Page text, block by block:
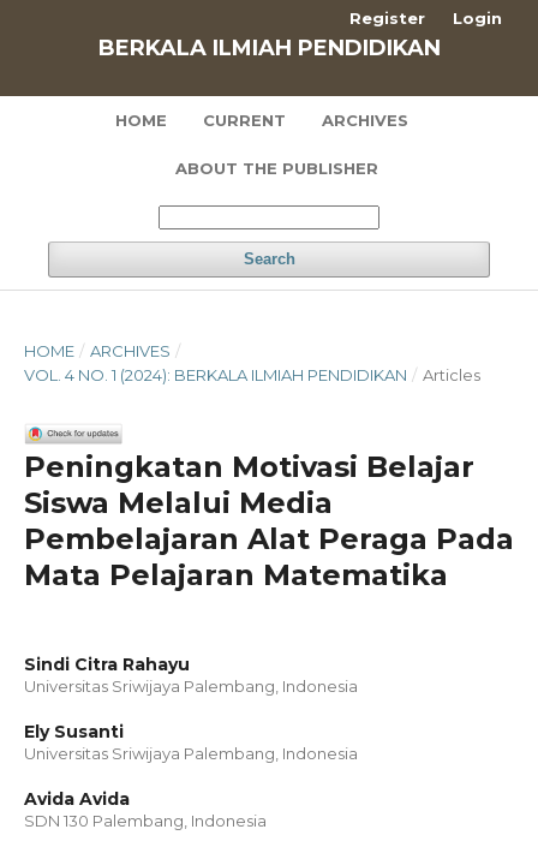
BERKALA ILMIAH PENDIDIKAN
HOME CURRENT ARCHIVES
ABOUT THE PUBLISHER
Search
Register Login
HOME / ARCHIVES /
VOL. 4 NO. 1 (2024): BERKALA ILMIAH PENDIDIKAN / Articles
Peningkatan Motivasi Belajar
Siswa Melalui Media
Pembelajaran Alat Peraga Pada
Mata Pelajaran Matematika
Sindi Citra Rahayu
Universitas Sriwijaya Palembang, Indonesia
Ely Susanti
Universitas Sriwijaya Palembang, Indonesia
Avida Avida
SDN 130 Palembang, Indonesia